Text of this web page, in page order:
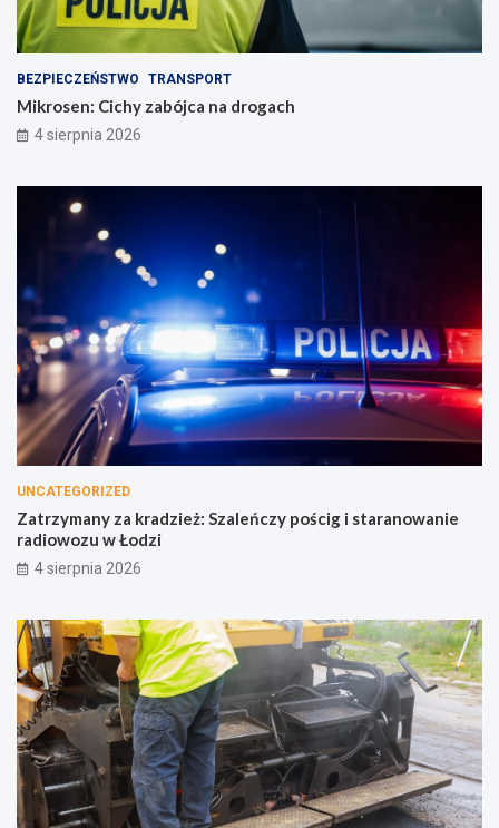
BEZPIECZEŃSTWO TRANSPORT
Mikrosen: Cichy zabójca na drogach
4 sierpnia 2026
UNCATEGORIZED
Zatrzymany za kradzież: Szaleńczy pościg i staranowanie
radiowozu w Łodzi
4 sierpnia 2026